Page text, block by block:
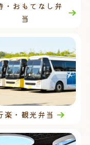
・おもてなし弁
当
楽・観光弁当